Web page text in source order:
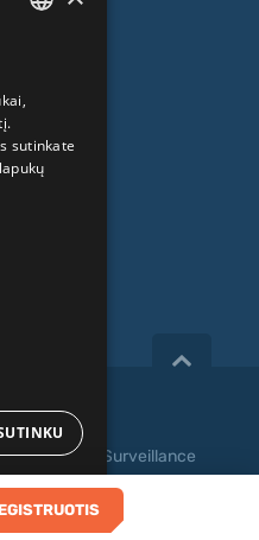
| Video Surveillance
LITHUANIAN
sutinkate